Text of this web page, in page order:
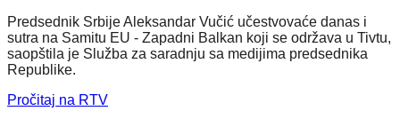
Predsednik Srbije Aleksandar Vučić učestvovaće danas i
sutra na Samitu EU - Zapadni Balkan koji se održava u Tivtu,
saopštila je Služba za saradnju sa medijima predsednika
Republike.
Pročitaj na RTV